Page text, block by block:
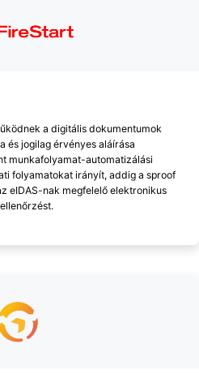
a digitális dokumentumok
és jogilag érvényes aláírása
munkafolyamat-automatizálási
folyamatokat irányít, addig a sproof
eIDAS-nak megfelelő elektronikus